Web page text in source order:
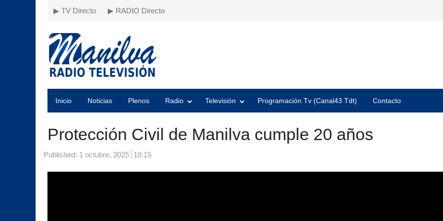
▶ TV Directo ▶ RADIO Directo
Inicio Noticias Plenos Radio Televisión Programación Tv (Canal43 Tdt) Contacto
Protección Civil de Manilva cumple 20 años
Published: 1 octubre, 2025 10:15